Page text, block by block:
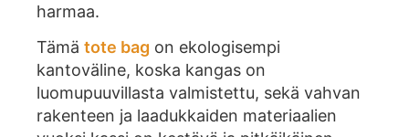
harmaa.
Tämä tote bag on ekologisempi
kantoväline, koska kangas on
luomupuuvillasta valmistettu, sekä vahvan
rakenteen ja laadukkaiden materiaalien